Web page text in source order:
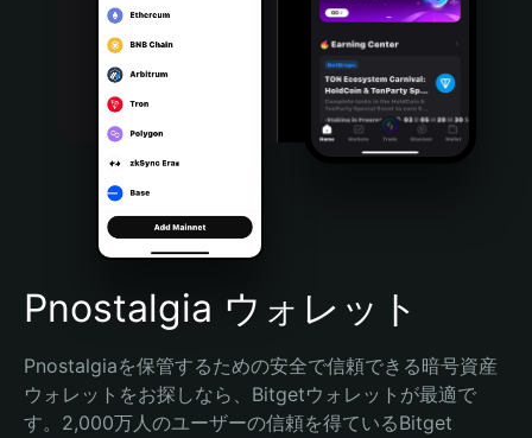
Português (Portugal)
Bahasa Indonesia
Português (Brasil)
Español (Argentina)
Pnostalgia ウォレット
Pnostalgiaを保管するための安全で信頼できる暗号資産
ウォレットをお探しなら、Bitgetウォレットが最適で
す。2,000万人のユーザーの信頼を得ているBitget